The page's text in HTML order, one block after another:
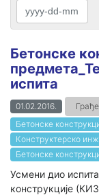
Бетонске
испита
01.02.2016.
Бетонске
Конструктерско
Бетонске
Усмени дио
конструкције